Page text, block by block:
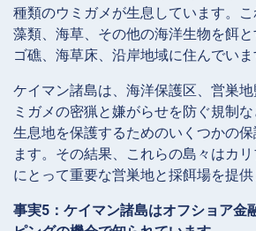
種類のウミガメが生息しています。こ
藻類、海草、その他の海洋生物を餌
ゴ礁、海草床、沿岸地域に住んでいま
ケイマン諸島は、海洋保護区、営巣
ミガメの密猟と嫌がらせを防ぐ規制
生息地を保護するためのいくつかの
ます。その結果、これらの島々はカ
にとって重要な営巣地と採餌場を提供
事実5：ケイマン諸島はオフショア金